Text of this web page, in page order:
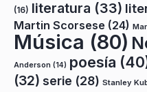
(16) literatura (33)
Martin Scorsese (24)
Música (80)
Anderson (14) poesía
(32) serie (28) Stanley